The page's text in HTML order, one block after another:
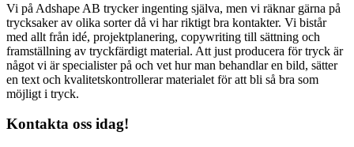
Vi på Adshape AB trycker ingenting själva, men vi räknar gärna på
trycksaker av olika sorter då vi har riktigt bra kontakter. Vi bistår
med allt från idé, projektplanering, copywriting till sättning och
framställning av tryckfärdigt material. Att just producera för tryck är
något vi är specialister på och vet hur man behandlar en bild, sätter
en text och kvalitetskontrollerar materialet för att bli så bra som
möjligt i tryck.
Kontakta oss idag!